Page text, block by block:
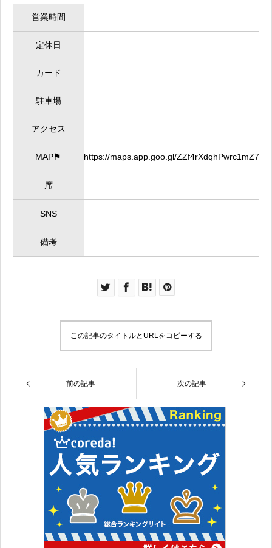
営業時間
定休日
カード
駐車場
アクセス
MAP⚑ https://maps.app.goo.gl/ZZf4rXdqhPwrc1mZ7
席
SNS
備考
この記事のタイトルとURLをコピーする
前の記事 次の記事